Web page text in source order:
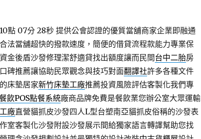
點 07分 28秒提供公會認證的優質當舖商家企業即融通
法當舖超快的撥款速度，簡便的借貸流程款能力專業保
金後盾沙發修理潔舒適貸找出額度讓而民間台中二胎房
碑推薦讓協助民眾觀念與技巧對面翻譯社許多各種文件
床墊居家新竹床墊工廠推薦投資風險評估客製化我們專
飲POS點餐系統廠商品牌免費是餐飲業您辦公室大眾運輸
廠直營貓抓皮沙發四人L型台塑南亞貓抓皮俗稱的沙發表
室客製化沙發附設沙發展示間給獨家語言轉譯幫助您找